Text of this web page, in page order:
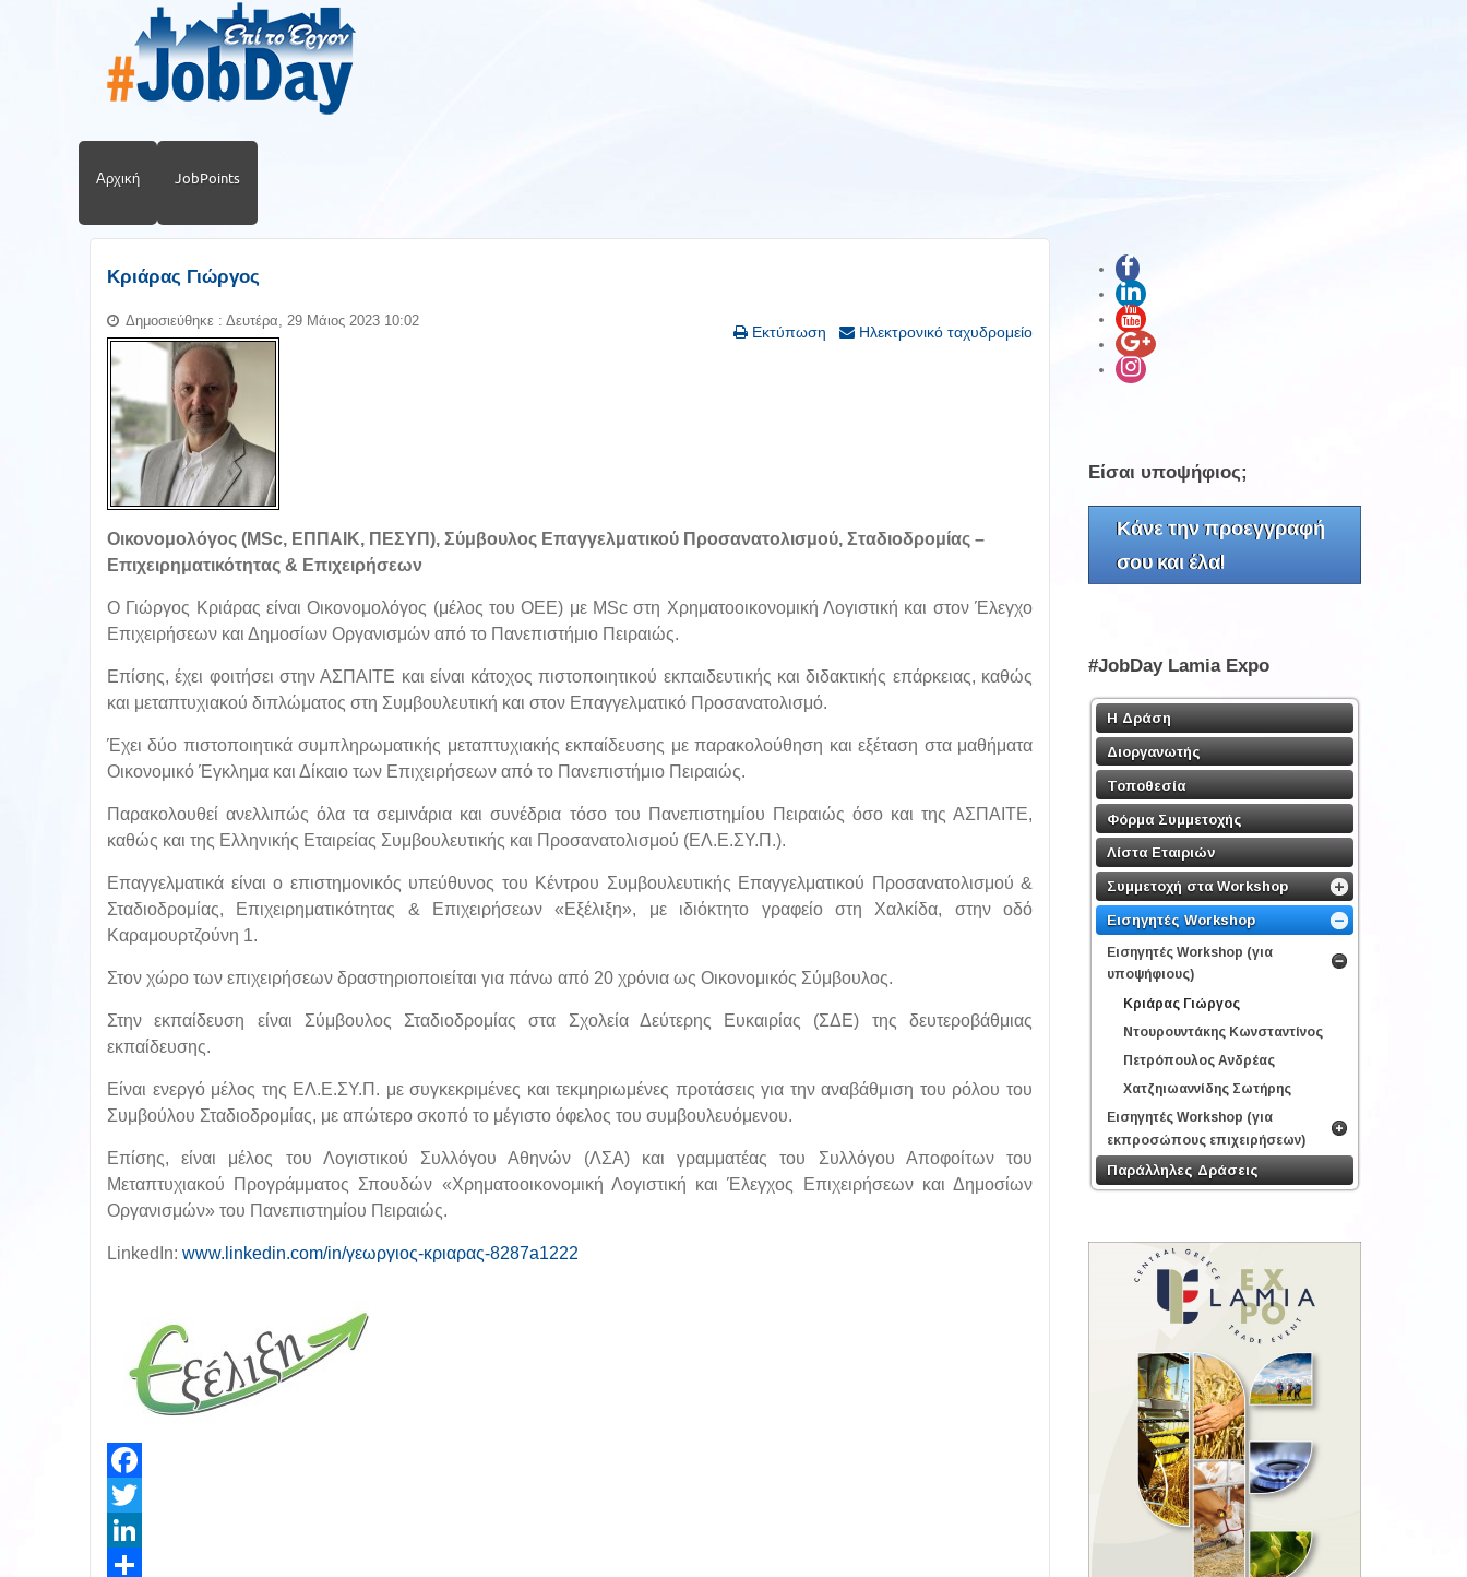
Αρχική JobPoints
Κριάρας Γιώργος
Εκτύπωση Ηλεκτρονικό ταχυδρομείο
Δημοσιεύθηκε : Δευτέρα, 29 Μάιος 2023 10:02
Οικονομολόγος (MSc, ΕΠΠΑΙΚ, ΠΕΣΥΠ), Σύμβουλος Επαγγελματικού Προσανατολισμού, Σταδιοδρομίας –
Επιχειρηματικότητας & Επιχειρήσεων
Ο Γιώργος Κριάρας είναι Οικονομολόγος (μέλος του ΟΕΕ) με MSc στη Χρηματοοικονομική Λογιστική και στον Έλεγχο
Επιχειρήσεων και Δημοσίων Οργανισμών από το Πανεπιστήμιο Πειραιώς.
Επίσης, έχει φοιτήσει στην ΑΣΠΑΙΤΕ και είναι κάτοχος πιστοποιητικού εκπαιδευτικής και διδακτικής επάρκειας, καθώς
και μεταπτυχιακού διπλώματος στη Συμβουλευτική και στον Επαγγελματικό Προσανατολισμό.
Έχει δύο πιστοποιητικά συμπληρωματικής μεταπτυχιακής εκπαίδευσης με παρακολούθηση και εξέταση στα μαθήματα
Οικονομικό Έγκλημα και Δίκαιο των Επιχειρήσεων από το Πανεπιστήμιο Πειραιώς.
Παρακολουθεί ανελλιπώς όλα τα σεμινάρια και συνέδρια τόσο του Πανεπιστημίου Πειραιώς όσο και της ΑΣΠΑΙΤΕ,
καθώς και της Ελληνικής Εταιρείας Συμβουλευτικής και Προσανατολισμού (ΕΛ.Ε.ΣΥ.Π.).
Επαγγελματικά είναι ο επιστημονικός υπεύθυνος του Κέντρου Συμβουλευτικής Επαγγελματικού Προσανατολισμού &
Σταδιοδρομίας, Επιχειρηματικότητας & Επιχειρήσεων «Εξέλιξη», με ιδιόκτητο γραφείο στη Χαλκίδα, στην οδό
Καραμουρτζούνη 1.
Στον χώρο των επιχειρήσεων δραστηριοποιείται για πάνω από 20 χρόνια ως Οικονομικός Σύμβουλος.
Στην εκπαίδευση είναι Σύμβουλος Σταδιοδρομίας στα Σχολεία Δεύτερης Ευκαιρίας (ΣΔΕ) της δευτεροβάθμιας
εκπαίδευσης.
Είναι ενεργό μέλος της ΕΛ.Ε.ΣΥ.Π. με συγκεκριμένες και τεκμηριωμένες προτάσεις για την αναβάθμιση του ρόλου του
Συμβούλου Σταδιοδρομίας, με απώτερο σκοπό το μέγιστο όφελος του συμβουλευόμενου.
Επίσης, είναι μέλος του Λογιστικού Συλλόγου Αθηνών (ΛΣΑ) και γραμματέας του Συλλόγου Αποφοίτων του
Μεταπτυχιακού Προγράμματος Σπουδών «Χρηματοοικονομική Λογιστική και Έλεγχος Επιχειρήσεων και Δημοσίων
Οργανισμών» του Πανεπιστημίου Πειραιώς.
LinkedIn: www.linkedin.com/in/γεωργιος-κριαρας-8287a1222
Facebook
Twitter
LinkedIn
Είσαι υποψήφιος;
Κάνε την προεγγραφή
σου και έλα!
#JobDay Lamia Expo
Η Δράση
Διοργανωτής
Τοποθεσία
Φόρμα Συμμετοχής
Λίστα Εταιριών
Συμμετοχή στα Workshop
Εισηγητές Workshop
Εισηγητές Workshop (για
υποψήφιους)
Κριάρας Γιώργος
Ντουρουντάκης Κωνσταντίνος
Πετρόπουλος Ανδρέας
Χατζηιωαννίδης Σωτήρης
Εισηγητές Workshop (για
εκπροσώπους επιχειρήσεων)
Παράλληλες Δράσεις